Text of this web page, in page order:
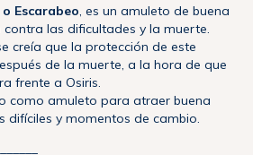
Escarabeo, es un amuleto de buena
las dificultades y la muerte.
creía que la protección de este
de la muerte, a la hora de que
frente a Osiris.
como amuleto para atraer buena
difíciles y momentos de cambio.